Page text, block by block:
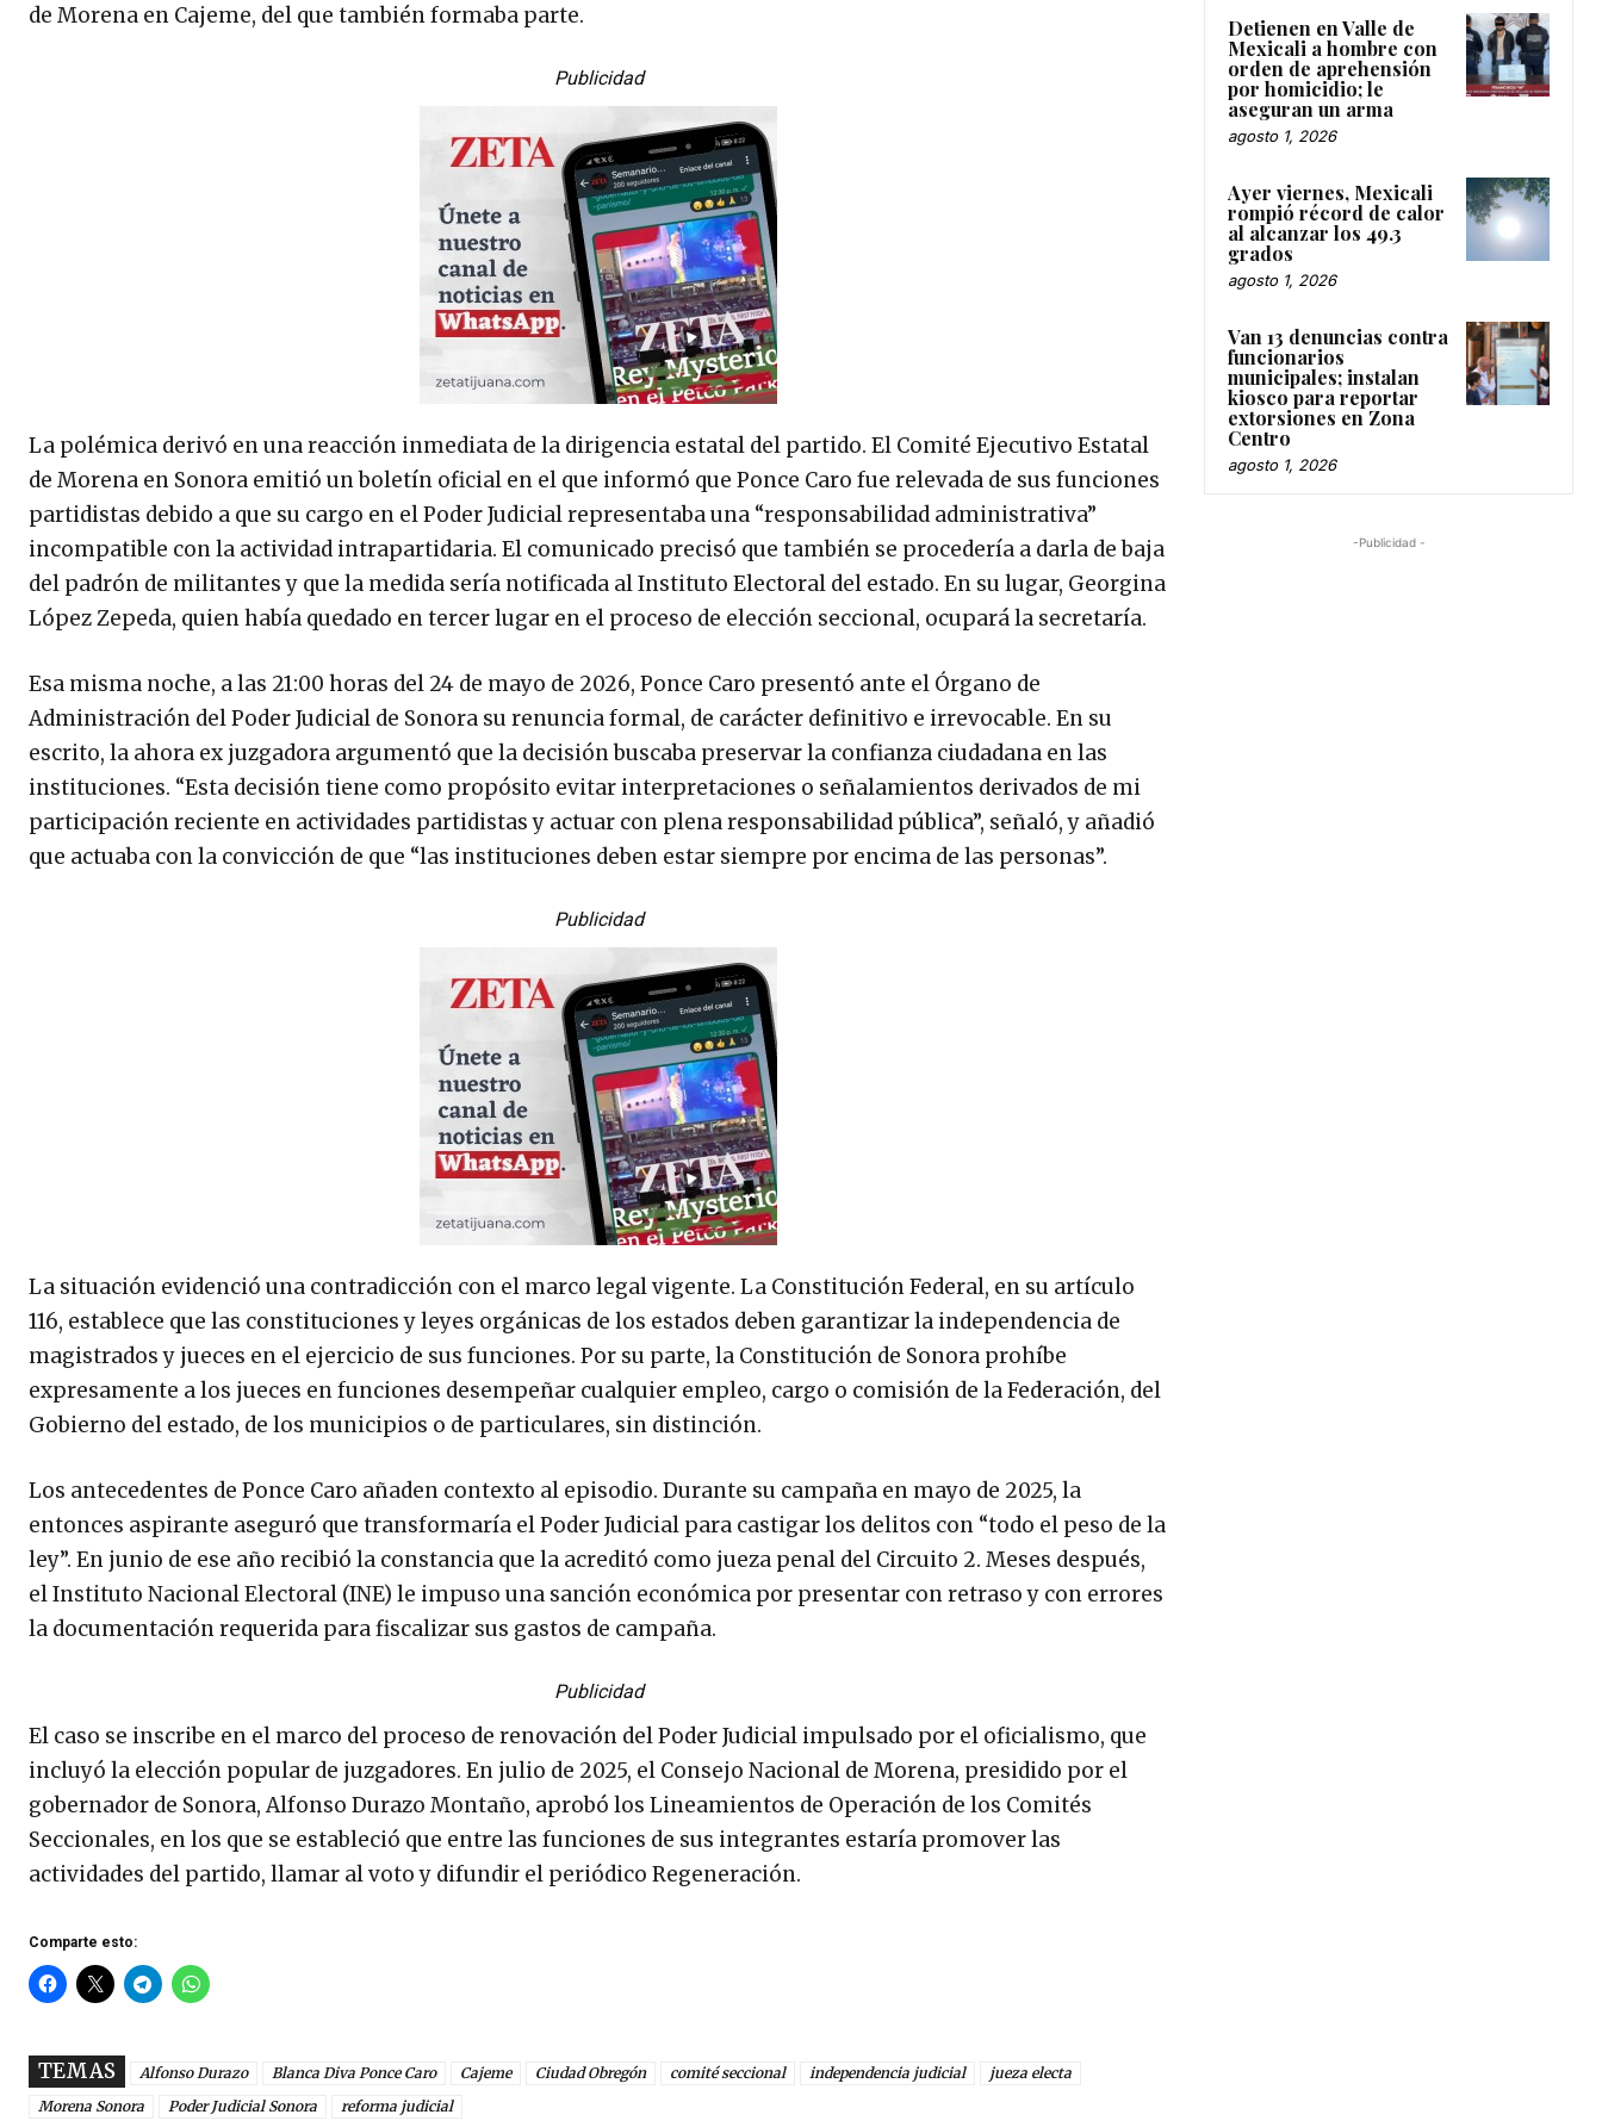
de Morena en Cajeme, del que también formaba parte.
Publicidad
La polémica derivó en una reacción inmediata de la dirigencia estatal del partido. El Comité Ejecutivo Estatal
de Morena en Sonora emitió un boletín oficial en el que informó que Ponce Caro fue relevada de sus funciones
partidistas debido a que su cargo en el Poder Judicial representaba una “responsabilidad administrativa”
incompatible con la actividad intrapartidaria. El comunicado precisó que también se procedería a darla de baja
del padrón de militantes y que la medida sería notificada al Instituto Electoral del estado. En su lugar, Georgina
López Zepeda, quien había quedado en tercer lugar en el proceso de elección seccional, ocupará la secretaría.
Esa misma noche, a las 21:00 horas del 24 de mayo de 2026, Ponce Caro presentó ante el Órgano de
Administración del Poder Judicial de Sonora su renuncia formal, de carácter definitivo e irrevocable. En su
escrito, la ahora ex juzgadora argumentó que la decisión buscaba preservar la confianza ciudadana en las
instituciones. “Esta decisión tiene como propósito evitar interpretaciones o señalamientos derivados de mi
participación reciente en actividades partidistas y actuar con plena responsabilidad pública”, señaló, y añadió
que actuaba con la convicción de que “las instituciones deben estar siempre por encima de las personas”.
Publicidad
La situación evidenció una contradicción con el marco legal vigente. La Constitución Federal, en su artículo
116, establece que las constituciones y leyes orgánicas de los estados deben garantizar la independencia de
magistrados y jueces en el ejercicio de sus funciones. Por su parte, la Constitución de Sonora prohíbe
expresamente a los jueces en funciones desempeñar cualquier empleo, cargo o comisión de la Federación, del
Gobierno del estado, de los municipios o de particulares, sin distinción.
Los antecedentes de Ponce Caro añaden contexto al episodio. Durante su campaña en mayo de 2025, la
entonces aspirante aseguró que transformaría el Poder Judicial para castigar los delitos con “todo el peso de la
ley”. En junio de ese año recibió la constancia que la acreditó como jueza penal del Circuito 2. Meses después,
el Instituto Nacional Electoral (INE) le impuso una sanción económica por presentar con retraso y con errores
la documentación requerida para fiscalizar sus gastos de campaña.
Publicidad
El caso se inscribe en el marco del proceso de renovación del Poder Judicial impulsado por el oficialismo, que
incluyó la elección popular de juzgadores. En julio de 2025, el Consejo Nacional de Morena, presidido por el
gobernador de Sonora, Alfonso Durazo Montaño, aprobó los Lineamientos de Operación de los Comités
Seccionales, en los que se estableció que entre las funciones de sus integrantes estaría promover las
actividades del partido, llamar al voto y difundir el periódico Regeneración.
Comparte esto:
TEMAS Alfonso Durazo Blanca Diva Ponce Caro Cajeme Ciudad Obregón comité seccional independencia judicial
jueza electa
Morena Sonora
Poder Judicial Sonora reforma judicial
Detienen en Valle de
Mexicali a hombre con
orden de aprehensión
por homicidio; le
aseguran un arma
agosto 1, 2026
Ayer viernes, Mexicali
rompió récord de calor
al alcanzar los 49.3
grados
agosto 1, 2026
Van 13 denuncias contra
funcionarios
municipales; instalan
kiosco para reportar
extorsiones en Zona
Centro
agosto 1, 2026
-Publicidad -